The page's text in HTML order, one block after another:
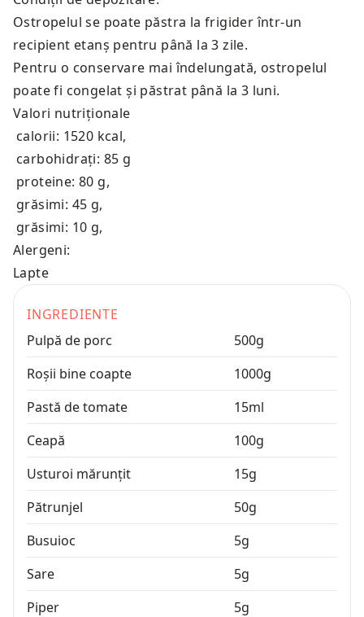
Ostropelul se poate păstra la frigider într-un
recipient etanș pentru până la 3 zile.
Pentru o conservare mai îndelungată, ostropelul
poate fi congelat și păstrat până la 3 luni.
Valori nutriționale
calorii: 1520 kcal,
carbohidrați: 85 g
proteine: 80 g,
grăsimi: 45 g,
grăsimi: 10 g,
Alergeni:
Lapte
INGREDIENTE
Pulpă de porc
500g
Roșii bine coapte
1000g
Pastă de tomate
15ml
Ceapă
100g
Usturoi mărunțit
15g
Pătrunjel
50g
Busuioc
5g
Sare
5g
Piper
5g